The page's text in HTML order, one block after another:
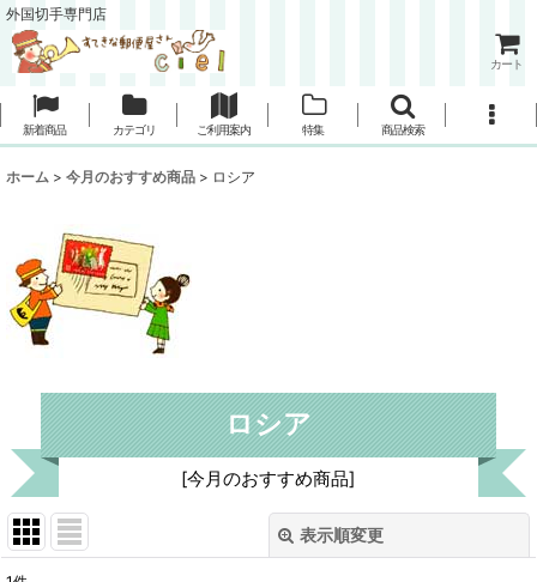
外国切手専門店
カート
新着商品 カテゴリ ご利用案内 特集 商品検索
ホーム > 今月のおすすめ商品 > ロシア
ロシア
[今月のおすすめ商品]
表示順変更